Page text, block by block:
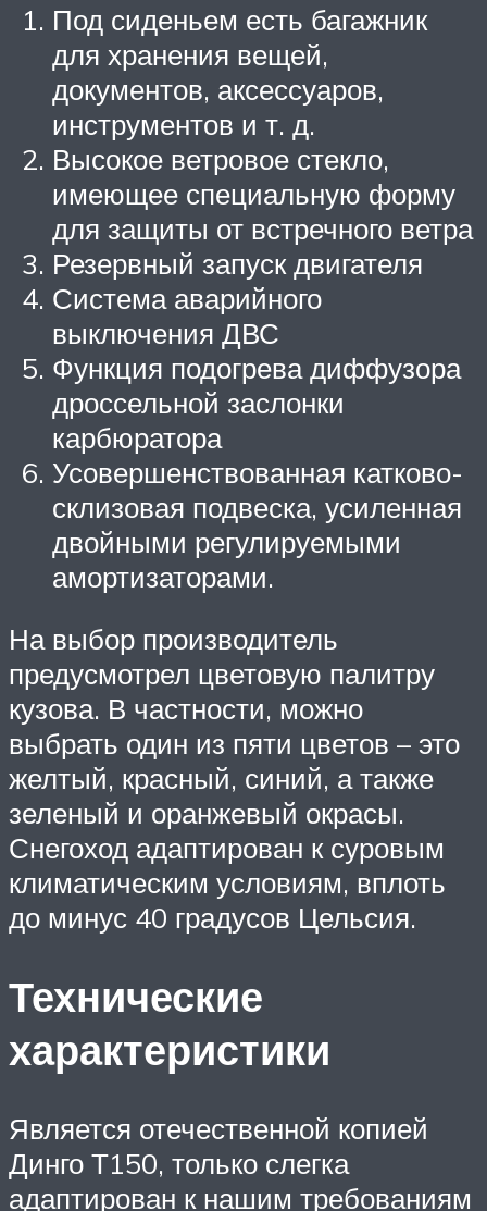
Под сиденьем есть багажник
для хранения вещей,
документов, аксессуаров,
инструментов и т. д.
Высокое ветровое стекло,
имеющее специальную форму
для защиты от встречного ветра
Резервный запуск двигателя
Система аварийного
выключения ДВС
Функция подогрева диффузора
дроссельной заслонки
карбюратора
Усовершенствованная катково-
склизовая подвеска, усиленная
двойными регулируемыми
амортизаторами.
На выбор производитель
предусмотрел цветовую палитру
кузова. В частности, можно
выбрать один из пяти цветов – это
желтый, красный, синий, а также
зеленый и оранжевый окрасы.
Снегоход адаптирован к суровым
климатическим условиям, вплоть
до минус 40 градусов Цельсия.
Технические
характеристики
Является отечественной копией
Динго Т150, только слегка
адаптирован к нашим требованиям